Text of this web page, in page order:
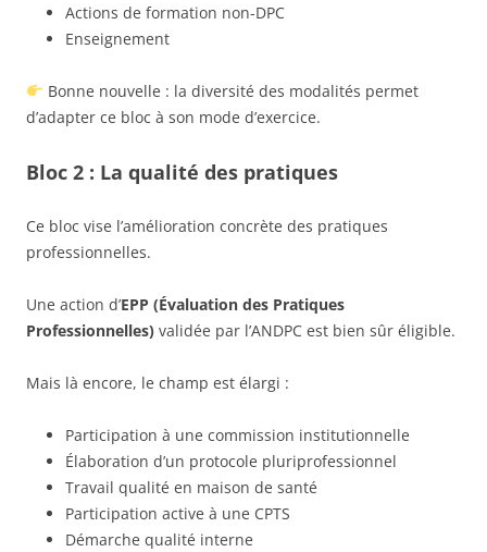
Actions de formation non-DPC
Enseignement
Bonne nouvelle : la diversité des modalités permet
d’adapter ce bloc à son mode d’exercice.
Bloc 2 : La qualité des pratiques
Ce bloc vise l’amélioration concrète des pratiques
professionnelles.
Une action d’EPP (Évaluation des Pratiques
Professionnelles) validée par l’ANDPC est bien sûr éligible.
Mais là encore, le champ est élargi :
Participation à une commission institutionnelle
Élaboration d’un protocole pluriprofessionnel
Travail qualité en maison de santé
Participation active à une CPTS
Démarche qualité interne